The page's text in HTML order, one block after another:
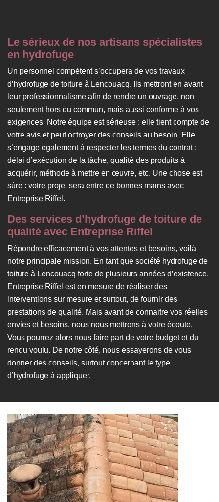
Le sérieux de nos artisans spécialistes
en hydrofuge
Un personnel compétent s’occupera de vos travaux
d’hydrofuge de toiture à Lencouacq. Ils mettront en avant
leur professionnalisme afin de rendre un ouvrage, non
seulement hors du commun, mais aussi conforme à vos
exigences. Notre équipe est sérieuse : elle tient compte de
votre avis et peut octroyer des conseils au besoin. Elle
s’engage également à respecter les termes du contrat :
délai d’exécution de la tâche, qualité des produits à
acquérir, méthode à mettre en œuvre, etc. Une chose est
sûre : votre projet sera entre de bonnes mains avec
Entreprise Riffel.
Des services d’hydrofuge de toiture de
qualité avec Entreprise Riffel
Répondre efficacement à vos attentes et besoins, voilà
notre principale mission. En tant que société hydrofuge de
toiture à Lencouacq forte de plusieurs années d’existence,
Entreprise Riffel est en mesure de réaliser des
interventions sur mesure et surtout, de fournir des
prestations de qualité. Mais avant de connaitre vos réelles
envies et besoins, nous nous mettrons à votre écoute.
Vous pourrez alors nous faire part de votre budget et du
rendu voulu. De notre côté, nous essayerons de vous
donner des conseils, surtout concernant le type
d’hydrofuge à appliquer.